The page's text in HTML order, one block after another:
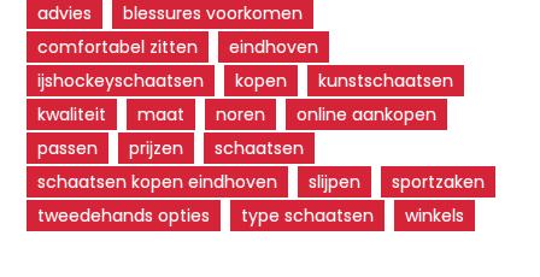
advies
blessures voorkomen
comfortabel zitten
eindhoven
ijshockeyschaatsen
kopen
kunstschaatsen
kwaliteit
maat noren
online aankopen
passen
prijzen
schaatsen
schaatsen kopen eindhoven
slijpen
sportzaken
tweedehands opties
type schaatsen winkels